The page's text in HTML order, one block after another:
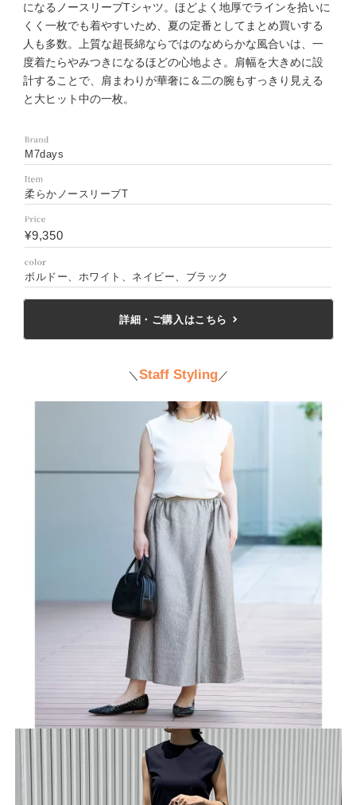
になるノースリーブTシャツ。ほどよく地厚でラインを拾いに
くく一枚でも着やすいため、夏の定番としてまとめ買いする
人も多数。上質な超長綿ならではのなめらかな風合いは、一
度着たらやみつきになるほどの心地よさ。肩幅を大きめに設
計することで、肩まわりが華奢に＆二の腕もすっきり見える
と大ヒット中の一枚。
M7days
柔らかノースリーブT
¥9,350
ボルドー、ホワイト、ネイビー、ブラック
詳細・ご購入はこちら
＼ Staff Styling／